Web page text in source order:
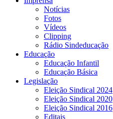
Notícias
Fotos
Vídeos
Clipping
Rádio Sindeducação
Educação
Educação Infantil
Educação Básica
Legislação
Eleição Sindical 2024
Eleição Sindical 2020
Eleição Sindical 2016
Editais